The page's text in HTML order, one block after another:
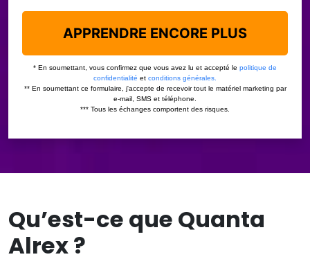
Qu’est-ce que Quanta
Alrex ?